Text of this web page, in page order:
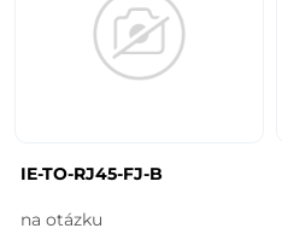
IE-TO-RJ45-FJ-B
na otázku